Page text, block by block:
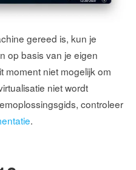
gereed is, kun je
op basis van je eigen
moment niet mogelijk om
niet wordt
controleer
.